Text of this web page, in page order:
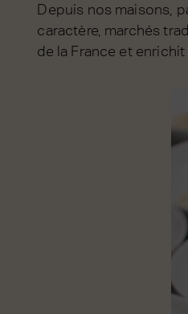
Depuis nos maisons,
caractère, marchés
de la France et